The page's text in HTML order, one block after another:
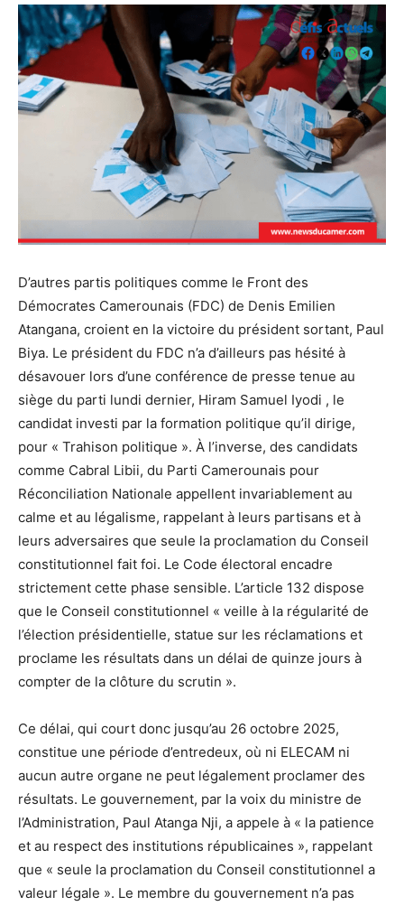
D’autres partis politiques comme le Front des
Démocrates Camerounais (FDC) de Denis Emilien
Atangana, croient en la victoire du président sortant, Paul
Biya. Le président du FDC n’a d’ailleurs pas hésité à
désavouer lors d’une conférence de presse tenue au
siège du parti lundi dernier, Hiram Samuel Iyodi , le
candidat investi par la formation politique qu’il dirige,
pour « Trahison politique ». À l’inverse, des candidats
comme Cabral Libii, du Parti Camerounais pour
Réconciliation Nationale appellent invariablement au
calme et au légalisme, rappelant à leurs partisans et à
leurs adversaires que seule la proclamation du Conseil
constitutionnel fait foi. Le Code électoral encadre
strictement cette phase sensible. L’article 132 dispose
que le Conseil constitutionnel « veille à la régularité de
l’élection présidentielle, statue sur les réclamations et
proclame les résultats dans un délai de quinze jours à
compter de la clôture du scrutin ».
Ce délai, qui court donc jusqu’au 26 octobre 2025,
constitue une période d’entredeux, où ni ELECAM ni
aucun autre organe ne peut légalement proclamer des
résultats. Le gouvernement, par la voix du ministre de
l’Administration, Paul Atanga Nji, a appele à « la patience
et au respect des institutions républicaines », rappelant
que « seule la proclamation du Conseil constitutionnel a
valeur légale ». Le membre du gouvernement n’a pas